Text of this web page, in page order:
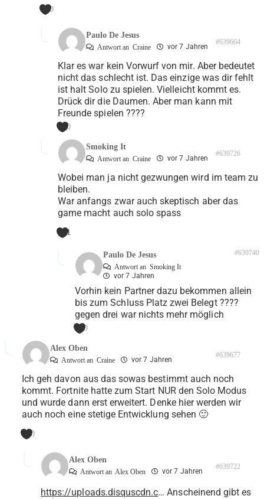
0
Paulo De Jesus
Antwort an Craine vor 7 Jahren
#639664
Klar es war kein Vorwurf von mir. Aber bedeutet
nicht das schlecht ist. Das einzige was dir fehlt
ist halt Solo zu spielen. Vielleicht kommt es.
Drück dir die Daumen. Aber man kann mit
Freunde spielen ????
0
Smoking It
Antwort an Craine vor 7 Jahren
#639726
Wobei man ja nicht gezwungen wird im team zu
bleiben.
War anfangs zwar auch skeptisch aber das
game macht auch solo spass
1
Paulo De Jesus
Antwort an Smoking It
vor 7 Jahren
#639740
Vorhin kein Partner dazu bekommen allein
bis zum Schluss Platz zwei Belegt ????
gegen drei war nichts mehr möglich
0
Alex Oben
Antwort an Craine vor 7 Jahren
#639677
Ich geh davon aus das sowas bestimmt auch noch
kommt. Fortnite hatte zum Start NUR den Solo Modus
und wurde dann erst erweitert. Denke hier werden wir
auch noch eine stetige Entwicklung sehen 🙂
0
Alex Oben
Antwort an Alex Oben vor 7 Jahren
#639722
https://uploads.disquscdn.c… Anscheinend gibt es